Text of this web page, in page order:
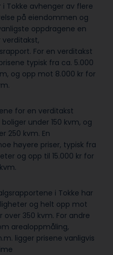
Tokke avhenger av flere
på eiendommen og
oppdragene en
For en verditakst
typisk fra ca. 5.000
og opp mot 8.000 kr for
for en verditakst
under 150 kvm, og
250 kvm. En
høyere priser, typisk fra
og opp til 15.000 kr for
i Tokke har
og helt opp mot
over 350 kvm. For andre
arealoppmåling,
ligger prisene vanligvis